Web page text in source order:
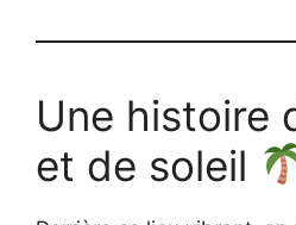
Une histoire
et de soleil